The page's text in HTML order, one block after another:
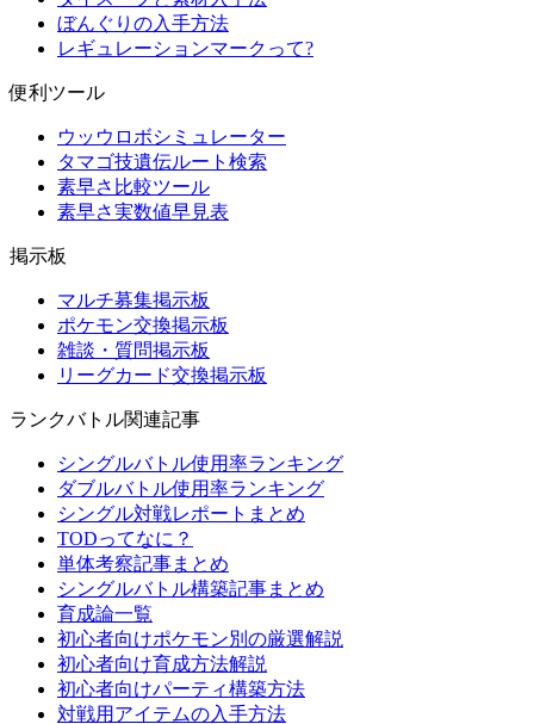
ぼんぐりの入手方法
レギュレーションマークって?
便利ツール
ウッウロボシミュレーター
タマゴ技遺伝ルート検索
素早さ比較ツール
素早さ実数値早見表
掲示板
マルチ募集掲示板
ポケモン交換掲示板
雑談・質問掲示板
リーグカード交換掲示板
ランクバトル関連記事
シングルバトル使用率ランキング
ダブルバトル使用率ランキング
シングル対戦レポートまとめ
TODってなに？
単体考察記事まとめ
シングルバトル構築記事まとめ
育成論一覧
初心者向けポケモン別の厳選解説
初心者向け育成方法解説
初心者向けパーティ構築方法
対戦用アイテムの入手方法